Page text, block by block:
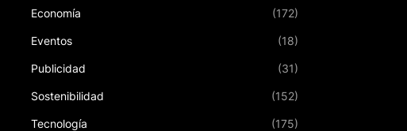
Economía (172)
Eventos (18)
Publicidad (31)
Sostenibilidad (152)
Tecnología (175)